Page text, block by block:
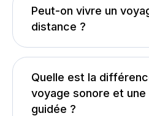
Peut-on vivre un
distance ?
Quelle est la
voyage sonore et
guidée ?